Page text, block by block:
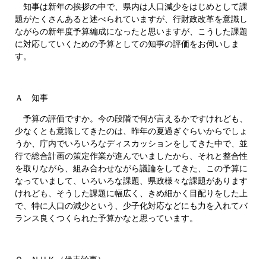
知事は新年の挨拶の中で、県内は人口減少をはじめとして課
題がたくさんあると述べられていますが、行財政改革を意識し
ながらの新年度予算編成になったと思いますが、こうした課題
に対応していくための予算としての知事の評価をお伺いしま
す。
Ａ 知事
予算の評価ですか。今の段階で何が言えるかですけれども、
少なくとも意識してきたのは、昨年の夏過ぎぐらいからでしょ
うか、庁内でいろいろなディスカッションをしてきた中で、並
行で総合計画の策定作業が進んでいましたから、それと整合性
を取りながら、組み合わせながら議論をしてきた、この予算に
なっていまして、いろいろな課題、県政様々な課題があります
けれども、そうした課題に幅広く、きめ細かく目配りをした上
で、特に人口の減少という、少子化対応などにも力を入れてバ
ランス良くつくられた予算かなと思っています。